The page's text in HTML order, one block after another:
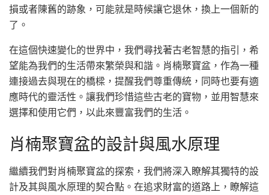
損或者陳舊的跡象，可能就是時候讓它退休，換上一個新的
了。
在這個快速變化的世界中，我們尋找著古老智慧的指引，希
望能為我們的生活帶來繁榮與和諧。肖楠聚寶盆，作為一種
連接過去與現在的橋樑，提醒我們尊重傳統，同時也要有適
應時代的靈活性。讓我們珍惜這些古老的寶物，並用智慧來
選擇和使用它們，以此來豐富我們的生活。
肖楠聚寶盆的設計與風水原理
繼續我們對肖楠聚寶盆的探索，我們將深入瞭解其獨特的設
計及其與風水原理的契合點。在追求財富的道路上，瞭解這